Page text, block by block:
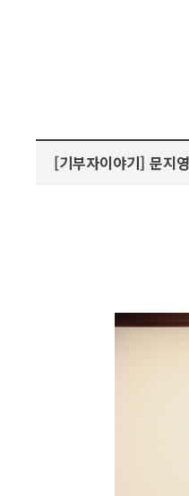
[기부자이야기] 문지